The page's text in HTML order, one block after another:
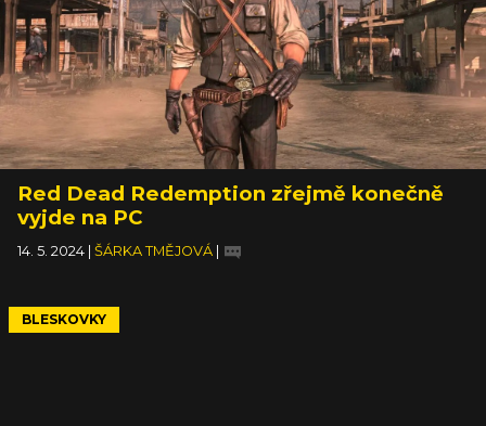
Red Dead Redemption zřejmě konečně
vyjde na PC
14. 5. 2024 ŠÁRKA TMĚJOVÁ
BLESKOVKY